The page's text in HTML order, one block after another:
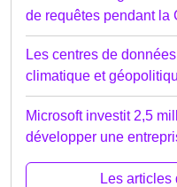
de requêtes pendant la
Les centres de
climatique et
Microsoft investit 2,5
développer une
Les